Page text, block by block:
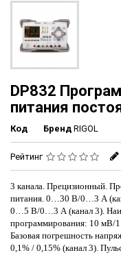
DP832
питания
Код Бренд RIGOL
Рейтинг
3 канала. Прецизионный.
питания. 0…30 В/0…3 А
0…5 В/0…3 А (канал 3).
программирования: 10
Базовая погрешность
0,1% / 0,15% (канал 3).